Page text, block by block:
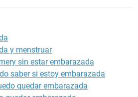
y menstruar
sin estar embarazada
saber si estoy embarazada
quedar embarazada